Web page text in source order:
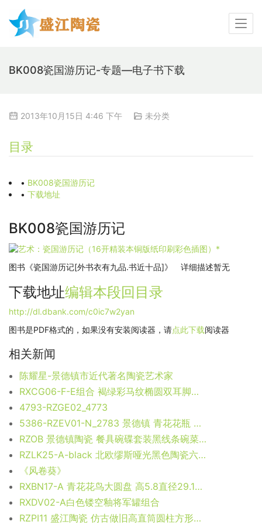
BK008瓷国游历记-专题—电子书下载
2013年10月15日 4:46 下午 未分类
目录
• BK008瓷国游历记
• 下载地址
BK008瓷国游历记
图书《瓷国游历记[外书衣有九品.书近十品]》 详细描述暂无
下载地址编辑本段回目录
http://dl.dbank.com/c0ic7w2yan
图书是PDF格式的，如果没有安装阅读器，请点此下载阅读器
相关新闻
陈耀星-景德镇市近代著名陶瓷艺术家
RXCG06-F-E组合 褐绿彩马纹椭圆双耳脚盆组合
4793-RZGE02_4773
5386-RZEV01-N_2783 景德镇 青花花瓶 艺术摆件品 花瓶花插
RZOB 景德镇陶瓷 餐具碗碟套装黑线条碗菜盘子家用方圆欧式纯白汤饭面碗
RZLK25-A-black 北欧缪斯哑光黑色陶瓷六面人脸花瓶 微笑的朵拉
《风卷葵》
RXBN17-A 青花花鸟大圆盘 高5.8直径29.1底径16.8重量0.85KG
RXDV02-A白色镂空釉将军罐组合
RZPI11 盛江陶瓷 仿古做旧高直筒圆柱方形花瓶